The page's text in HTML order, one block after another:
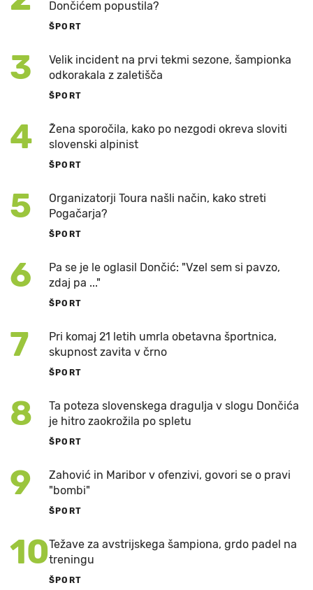
Dončićem popustila?
ŠPORT
3
Velik incident na prvi tekmi sezone, šampionka
odkorakala z zaletišča
ŠPORT
4
Žena sporočila, kako po nezgodi okreva sloviti
slovenski alpinist
ŠPORT
5
Organizatorji Toura našli način, kako streti
Pogačarja?
ŠPORT
6
Pa se je le oglasil Dončić: "Vzel sem si pavzo,
zdaj pa ..."
ŠPORT
7
Pri komaj 21 letih umrla obetavna športnica,
skupnost zavita v črno
ŠPORT
8
Ta poteza slovenskega dragulja v slogu Dončića
je hitro zaokrožila po spletu
ŠPORT
9
Zahović in Maribor v ofenzivi, govori se o pravi
"bombi"
ŠPORT
10Težave za avstrijskega šampiona, grdo padel na
treningu
ŠPORT